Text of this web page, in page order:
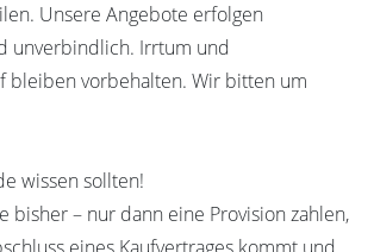
Unsere Angebote erfolgen
unverbindlich. Irrtum und
bleiben vorbehalten. Wir bitten um
wissen sollten!
bisher – nur dann eine Provision zahlen,